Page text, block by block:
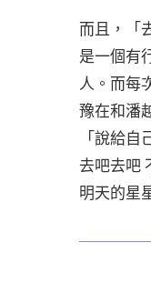
而且，「
是一個有
人。而每
豫在和潘
「說給自
去吧去吧
明天的星